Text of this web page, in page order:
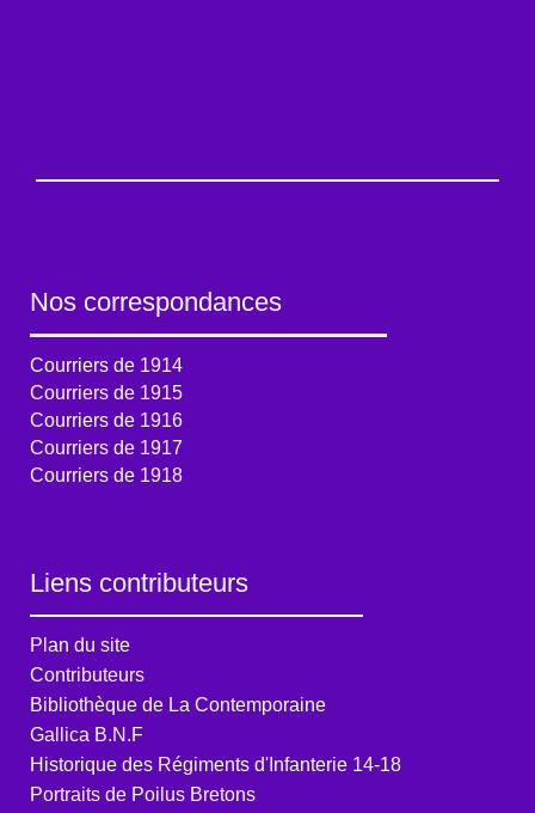
Nos correspondances
Courriers de 1914
Courriers de 1915
Courriers de 1916
Courriers de 1917
Courriers de 1918
Liens contributeurs
Plan du site
Contributeurs
Bibliothèque de La Contemporaine
Gallica B.N.F
Historique des Régiments d'Infanterie 14-18
Portraits de Poilus Bretons